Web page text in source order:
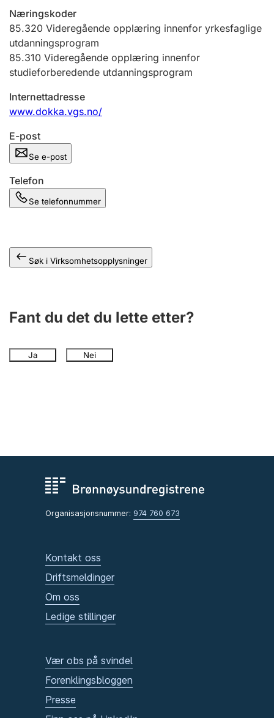
Næringskoder
85.320 Videregående opplæring innenfor yrkesfaglige
utdanningsprogram
85.310 Videregående opplæring innenfor
studieforberedende utdanningsprogram
Internettadresse
www.dokka.vgs.no/
E-post
Se e-post
Telefon
Se telefonnummer
Søk i Virksomhetsopplysninger
Fant du det du lette etter?
Ja Nei
Organisasjonsnummer: 974 760 673
Kontakt oss
Driftsmeldinger
Om oss
Ledige stillinger
Vær obs på svindel
Forenklingsbloggen
Presse